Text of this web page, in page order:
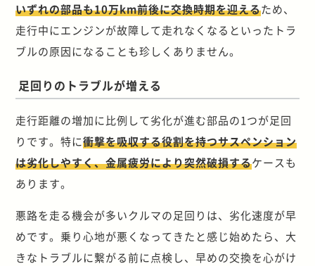
いずれの部品も10万km前後に交換時期を迎えるため、
走行中にエンジンが故障して走れなくなるといったトラ
ブルの原因になることも珍しくありません。
足回りのトラブルが増える
走行距離の増加に比例して劣化が進む部品の1つが足回
りです。特に衝撃を吸収する役割を持つサスペンション
は劣化しやすく、金属疲労により突然破損するケースも
あります。
悪路を走る機会が多いクルマの足回りは、劣化速度が早
めです。乗り心地が悪くなってきたと感じ始めたら、大
きなトラブルに繋がる前に点検し、早めの交換を心がけ